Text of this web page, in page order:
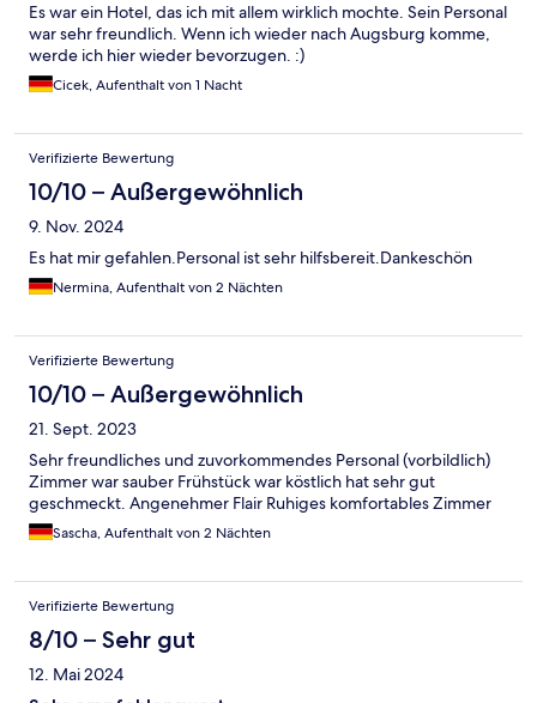
Es war ein Hotel, das ich mit allem wirklich mochte. Sein Personal
war sehr freundlich. Wenn ich wieder nach Augsburg komme,
werde ich hier wieder bevorzugen. :)
Cicek, Aufenthalt von 1 Nacht
Verifizierte Bewertung
10/10 – Außergewöhnlich
9. Nov. 2024
Es hat mir gefahlen.Personal ist sehr hilfsbereit.Dankeschön
Nermina, Aufenthalt von 2 Nächten
Verifizierte Bewertung
10/10 – Außergewöhnlich
21. Sept. 2023
Sehr freundliches und zuvorkommendes Personal (vorbildlich)
Zimmer war sauber Frühstück war köstlich hat sehr gut
geschmeckt. Angenehmer Flair Ruhiges komfortables Zimmer
Sascha, Aufenthalt von 2 Nächten
Verifizierte Bewertung
8/10 – Sehr gut
12. Mai 2024